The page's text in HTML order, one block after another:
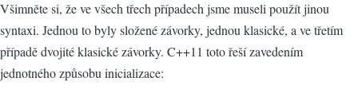
Všimněte si, že ve všech třech případech jsme museli použít jinou
syntaxi. Jednou to byly složené závorky, jednou klasické, a ve třetím
případě dvojité klasické závorky. C++11 toto řeší zavedením
jednotného způsobu inicializace: